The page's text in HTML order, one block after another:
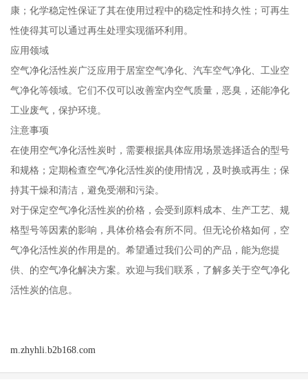
康；化学稳定性保证了其在使用过程中的稳定性和持久性；可再生
性使得其可以通过再生处理实现循环利用。
应用领域
空气净化活性炭广泛应用于居室空气净化、汽车空气净化、工业空
气净化等领域。它们不仅可以改善室内空气质量，恶臭，还能净化
工业废气，保护环境。
注意事项
在使用空气净化活性炭时，需要根据具体应用场景选择适合的型号
和规格；定期检查空气净化活性炭的使用情况，及时换或再生；保
持其干燥和清洁，避免受潮和污染。
对于保定空气净化活性炭的价格，会受到原料成本、生产工艺、规
格型号等因素的影响，具体价格会有所不同。但无论价格如何，空
气净化活性炭的作用是的。希望通过我们公司的产品，能为您提
供、的空气净化解决方案。欢迎与我们联系，了解多关于空气净化
活性炭的信息。
m.zhyhli.b2b168.com